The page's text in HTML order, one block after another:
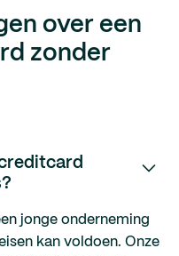
over een
zonder
jonge onderneming
kan voldoen. Onze